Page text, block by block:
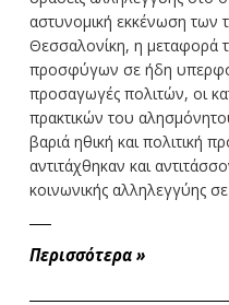
αστυνομική εκκένωση των
Θεσσαλονίκη, η μεταφορά
προσφύγων σε ήδη
προσαγωγές πολιτών, οι
πρακτικών του
βαριά ηθική και πολιτική
αντιτάχθηκαν και
κοινωνικής αλληλεγγύης
Περισσότερα »